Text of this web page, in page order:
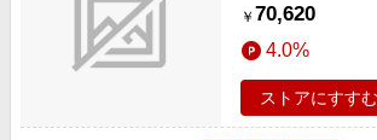
ペット・花・DIY・車
旅行・レジャー・ホテル予約
金融・マネー・保険
とことん買い物チャレンジ
Apple公式サイト×楽天カード分割払い
￥ 70,620
4.0%
ストアにすすむ